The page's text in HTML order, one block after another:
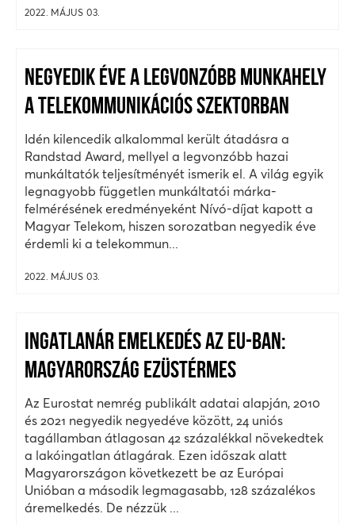
2022. MÁJUS 03.
NEGYEDIK ÉVE A LEGVONZÓBB MUNKAHELY
A TELEKOMMUNIKÁCIÓS SZEKTORBAN
Idén kilencedik alkalommal került átadásra a
Randstad Award, mellyel a legvonzóbb hazai
munkáltatók teljesítményét ismerik el. A világ egyik
legnagyobb független munkáltatói márka-
felmérésének eredményeként Nívó-díjat kapott a
Magyar Telekom, hiszen sorozatban negyedik éve
érdemli ki a telekommun...
2022. MÁJUS 03.
INGATLANÁR EMELKEDÉS AZ EU-BAN:
MAGYARORSZÁG EZÜSTÉRMES
Az Eurostat nemrég publikált adatai alapján, 2010
és 2021 negyedik negyedéve között, 24 uniós
tagállamban átlagosan 42 százalékkal növekedtek
a lakóingatlan átlagárak. Ezen időszak alatt
Magyarországon következett be az Európai
Unióban a második legmagasabb, 128 százalékos
áremelkedés. De nézzük ...